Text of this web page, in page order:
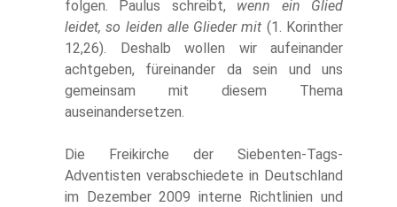
folgen. Paulus schreibt, wenn ein Glied
leidet, so leiden alle Glieder mit (1. Korinther
12,26). Deshalb wollen wir aufeinander
achtgeben, füreinander da sein und uns
gemeinsam mit diesem Thema
auseinandersetzen.
Die Freikirche der Siebenten-Tags-
Adventisten verabschiedete in Deutschland
im Dezember 2009 interne Richtlinien und